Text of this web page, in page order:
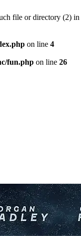
file or directory (2) in
on line 4
fun.php on line 26